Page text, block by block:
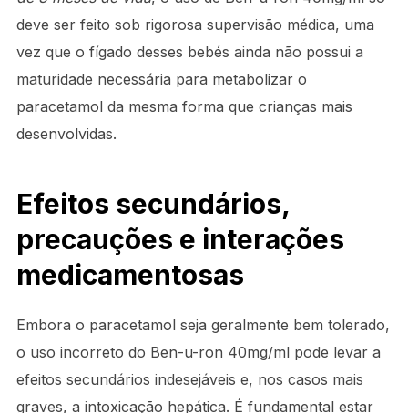
deve ser feito sob rigorosa supervisão médica, uma
vez que o fígado desses bebés ainda não possui a
maturidade necessária para metabolizar o
paracetamol da mesma forma que crianças mais
desenvolvidas.
Efeitos secundários,
precauções e interações
medicamentosas
Embora o paracetamol seja geralmente bem tolerado,
o uso incorreto do Ben-u-ron 40mg/ml pode levar a
efeitos secundários indesejáveis e, nos casos mais
graves, a intoxicação hepática. É fundamental estar